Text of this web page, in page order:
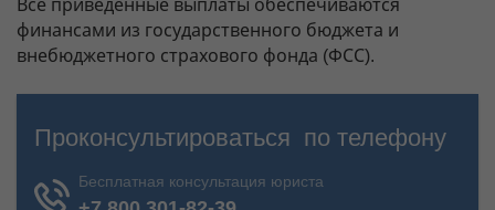
Все приведенные выплаты обеспечиваются
финансами из государственного бюджета и
внебюджетного страхового фонда (ФСС).